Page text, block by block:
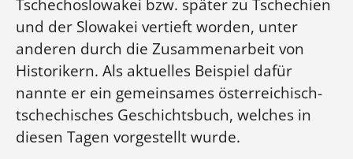
Tschechoslowakei bzw. später zu Tschechien
und der Slowakei vertieft worden, unter
anderen durch die Zusammenarbeit von
Historikern. Als aktuelles Beispiel dafür
nannte er ein gemeinsames österreichisch-
tschechisches Geschichtsbuch, welches in
diesen Tagen vorgestellt wurde.